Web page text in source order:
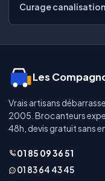
Curage
Les
Vrais artisans
2005. Brocanteurs
48h, devis gratuit sans
01 85 09 36 51
01 83 64 43 45